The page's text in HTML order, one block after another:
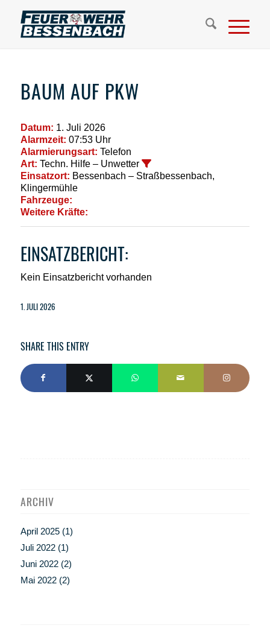
BAUM AUF PKW
Datum: 1. Juli 2026
Alarmzeit: 07:53 Uhr
Alarmierungsart: Telefon
Art: Techn. Hilfe – Unwetter
Einsatzort: Bessenbach – Straßbessenbach,
Klingermühle
Fahrzeuge:
Weitere Kräfte:
EINSATZBERICHT:
Kein Einsatzbericht vorhanden
1. JULI 2026
SHARE THIS ENTRY
ARCHIV
April 2025(1)
Juli 2022(1)
Juni 2022(2)
Mai 2022(2)